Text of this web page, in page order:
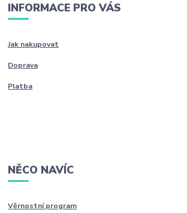
INFORMACE PRO VÁS
Jak nakupovat
Doprava
Platba
NĚCO NAVÍC
Věrnostní program